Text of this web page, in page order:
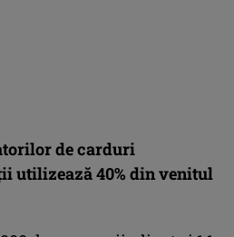
de carduri
utilizează 40% din venitul